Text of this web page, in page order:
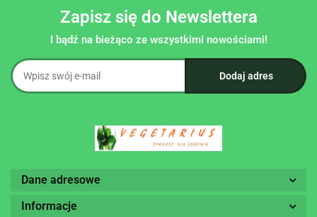
Zapisz się do Newslettera
I bądź na bieżąco ze wszystkimi nowościami!
Dane adresowe
Informacje